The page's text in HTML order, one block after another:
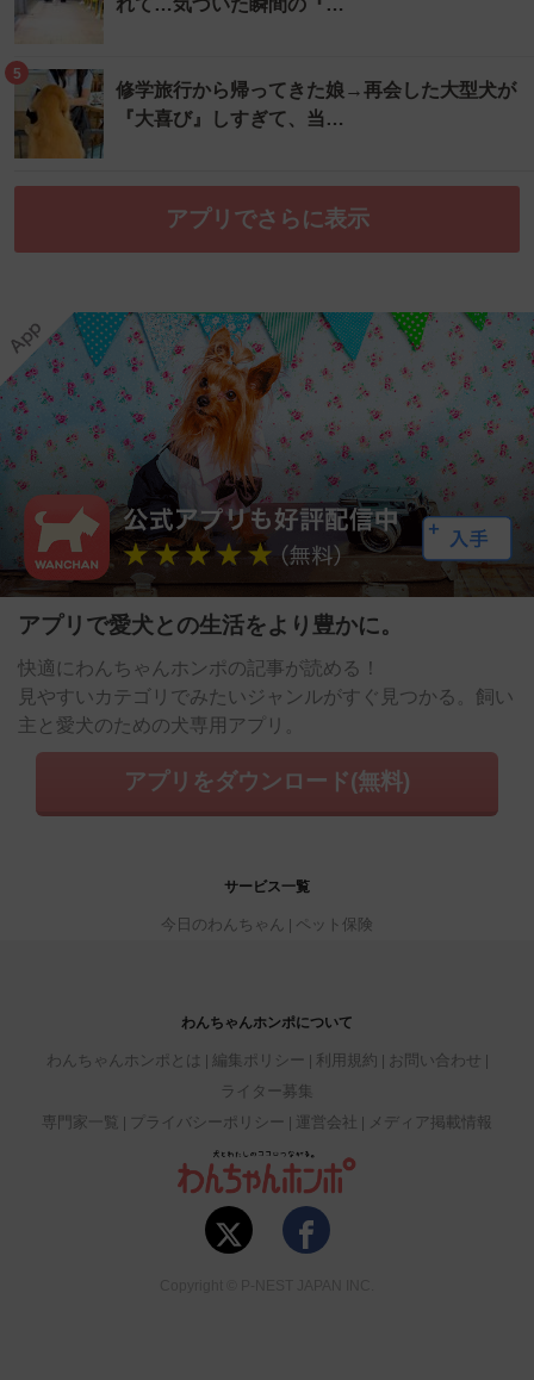
れて…気づいた瞬間の『…
5
修学旅行から帰ってきた娘→再会した大型犬が
『大喜び』しすぎて、当…
アプリでさらに表示
アプリで愛犬との生活をより豊かに。
快適にわんちゃんホンポの記事が読める！
見やすいカテゴリでみたいジャンルがすぐ見つかる。飼い
主と愛犬のための犬専用アプリ。
アプリをダウンロード(無料)
サービス一覧
今日のわんちゃん ペット保険
わんちゃんホンポについて
わんちゃんホンポとは 編集ポリシー 利用規約
お問い合わせ
ライター募集
専門家一覧
プライバシーポリシー 運営会社 メディア掲載情報